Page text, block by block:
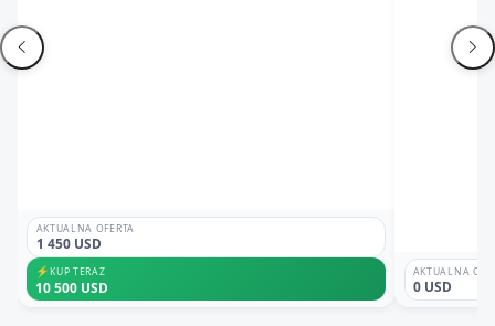
AKTUALNA OFERTA
1 450 USD
⚡KUP TERAZ
10 500 USD
AKTUALNA
0 USD